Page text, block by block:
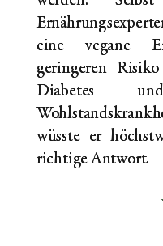
eine vegane
geringeren
Diabetes
wüsste er
richtige Antwort.